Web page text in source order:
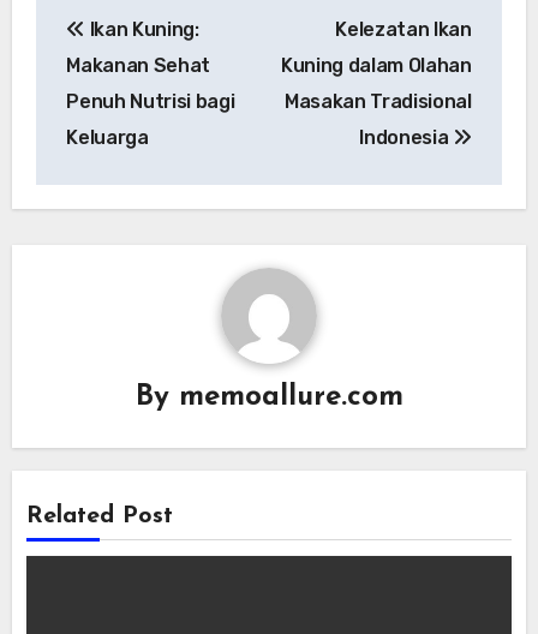
navigation
Ikan Kuning:
Makanan Sehat
Penuh Nutrisi bagi
Keluarga
Kelezatan Ikan
Kuning dalam Olahan
Masakan Tradisional
Indonesia
By memoallure.com
Related Post